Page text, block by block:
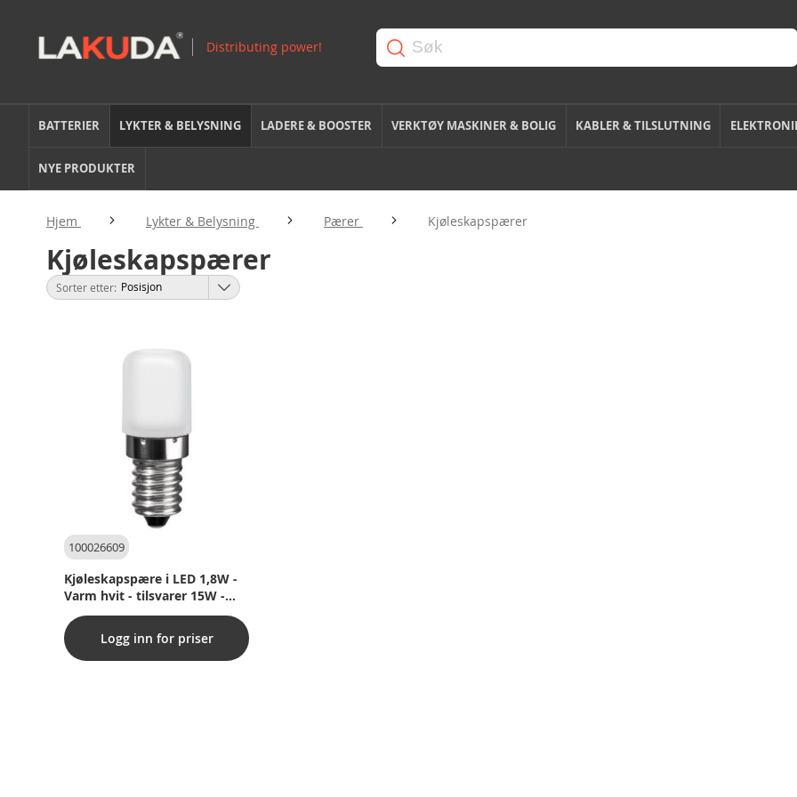
BATTERIER LYKTER & BELYSNING LADERE & BOOSTER VERKTØY MASKINER & BOLIG KABLER & TILSLUTNING
NYE PRODUKTER
Hjem Lykter & Belysning Pærer Kjøleskapspærer
Kjøleskapspærer
Sorter etter
100026609
Kjøleskapspære i LED 1,8W -
Varm hvit - tilsvarer 15W -
E14 -stikkontakt
Logg inn for priser